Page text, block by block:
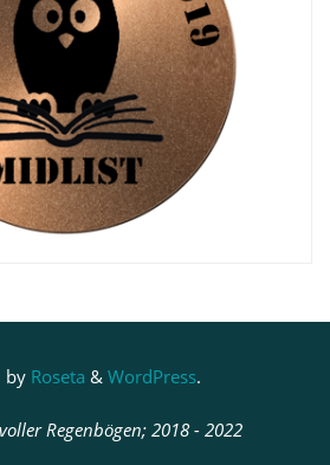
by Roseta & WordPress.
Regenbögen; 2018 - 2022